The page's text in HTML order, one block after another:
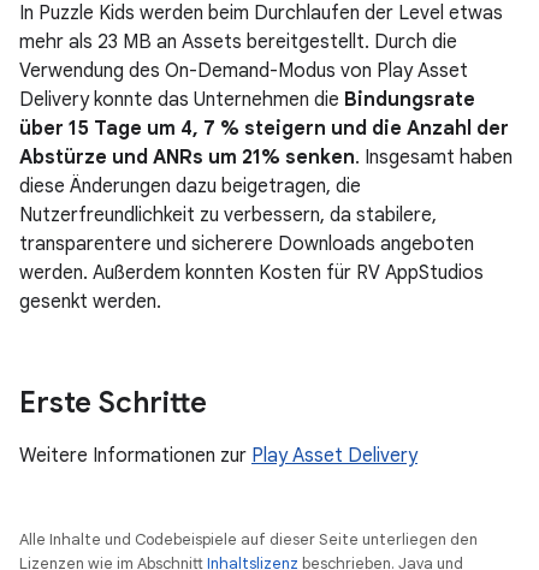
In Puzzle Kids werden beim Durchlaufen der Level etwas
mehr als 23 MB an Assets bereitgestellt. Durch die
Verwendung des On-Demand-Modus von Play Asset
Delivery konnte das Unternehmen die Bindungsrate
über 15 Tage um 4, 7 % steigern und die Anzahl der
Abstürze und ANRs um 21% senken. Insgesamt haben
diese Änderungen dazu beigetragen, die
Nutzerfreundlichkeit zu verbessern, da stabilere,
transparentere und sicherere Downloads angeboten
werden. Außerdem konnten Kosten für RV AppStudios
gesenkt werden.
Erste Schritte
Weitere Informationen zur Play Asset Delivery
Alle Inhalte und Codebeispiele auf dieser Seite unterliegen den
Lizenzen wie im AbschnittInhaltslizenz beschrieben. Java und